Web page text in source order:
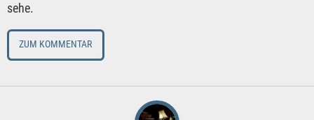
sehe.
ZUM KOMMENTAR